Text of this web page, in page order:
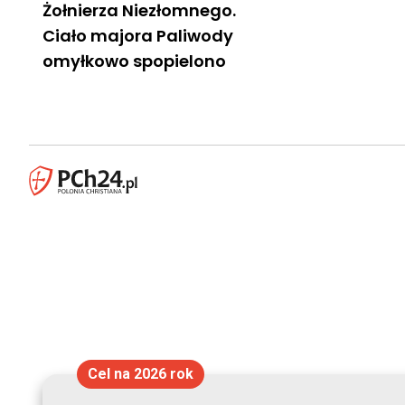
Żołnierza Niezłomnego.
Ciało majora Paliwody
omyłkowo spopielono
Cel na 2026 rok